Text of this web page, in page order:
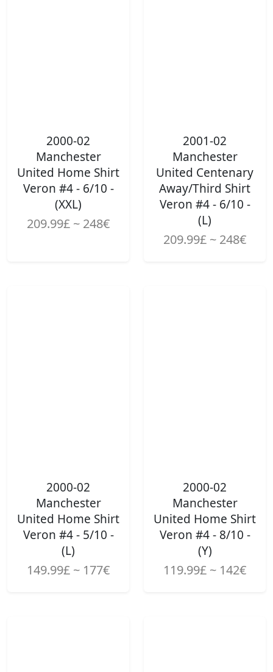
2000-02
Manchester
United Home Shirt
Veron #4 - 6/10 -
(XXL)
209.99£ ~ 248€
2001-02
Manchester
United Centenary
Away/Third Shirt
Veron #4 - 6/10 -
(L)
209.99£ ~ 248€
2000-02
Manchester
United Home Shirt
Veron #4 - 5/10 -
(L)
149.99£ ~ 177€
2000-02
Manchester
United Home Shirt
Veron #4 - 8/10 -
(Y)
119.99£ ~ 142€